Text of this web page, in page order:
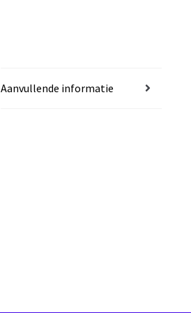
Aanvullende informatie